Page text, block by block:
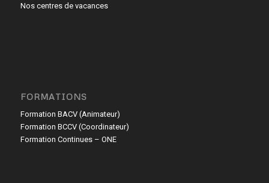
Nos centres de vacances
FORMATIONS
Formation BACV (Animateur)
Formation BCCV (Coordinateur)
Formation Continues – ONE